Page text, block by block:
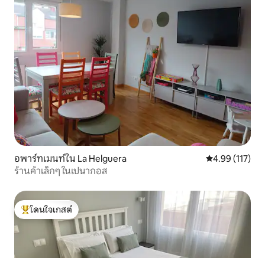
อพาร์ทเมนท์ใน La Helguera คะแนนเฉลี่ย
4.99 (117)
ร้านค้าเล็กๆ ในเปนากอส
โดนใจเกสต์ที่สุด
โดนใจเกสต์